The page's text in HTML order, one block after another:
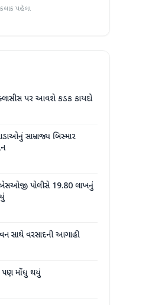
જનની" શબ્દો અને
પહેલા
પર આવશે કડક કાયદો
સામ્રાજ્ય બિસ્માર
પોલીસે 19.80 લાખનું
સાથે વરસાદની આગાહી
પણ મોંઘુ થયું